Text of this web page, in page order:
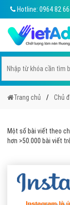
Hotline: 0964 82
Trang chủ Chủ
Một số bài viết theo
hơn >50.000 bài viết